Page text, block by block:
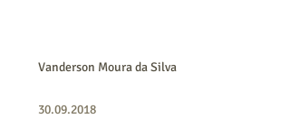
Vanderson Moura da Silva
30.09.2018